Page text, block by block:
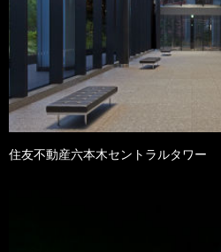
住友不動産六本木セントラルタワー